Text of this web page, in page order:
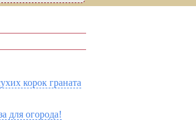
корок граната
для огорода!